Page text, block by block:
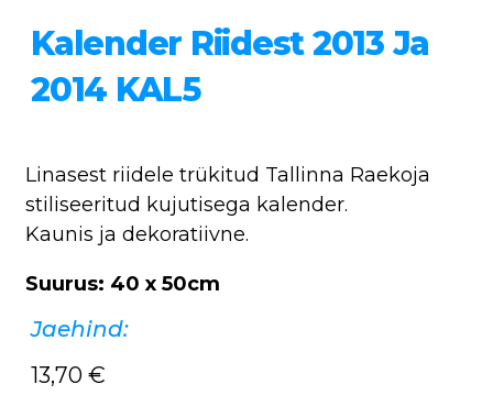
Kalender Riidest 2013 Ja
2014 KAL5
Linasest riidele trükitud Tallinna Raekoja
stiliseeritud kujutisega kalender.
Kaunis ja dekoratiivne.
Suurus: 40 x 50cm
Jaehind:
13,70 €